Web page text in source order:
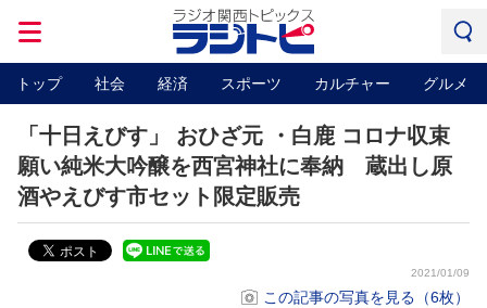
トップ 社会 経済 スポーツ カルチャー グルメ
「十日えびす」 おひざ元 ・白鹿 コロナ収束
願い純米大吟醸を西宮神社に奉納 蔵出し原
酒やえびす市セット限定販売
2021/01/09
この記事の写真を見る（6枚）